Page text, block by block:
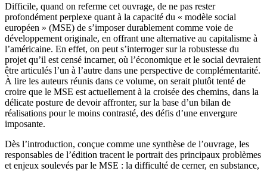
Difficile, quand on referme cet ouvrage, de ne pas rester
profondément perplexe quant à la capacité du « modèle social
européen » (MSE) de s’imposer durablement comme voie de
développement originale, en offrant une alternative au capitalisme à
l’américaine. En effet, on peut s’interroger sur la robustesse du
projet qu’il est censé incarner, où l’économique et le social devraient
être articulés l’un à l’autre dans une perspective de complémentarité.
À lire les auteurs réunis dans ce volume, on serait plutôt tenté de
croire que le MSE est actuellement à la croisée des chemins, dans la
délicate posture de devoir affronter, sur la base d’un bilan de
réalisations pour le moins contrasté, des défis d’une envergure
imposante.
Dès l’introduction, conçue comme une synthèse de l’ouvrage, les
responsables de l’édition tracent le portrait des principaux problèmes
et enjeux soulevés par le MSE : la difficulté de cerner, en substance,